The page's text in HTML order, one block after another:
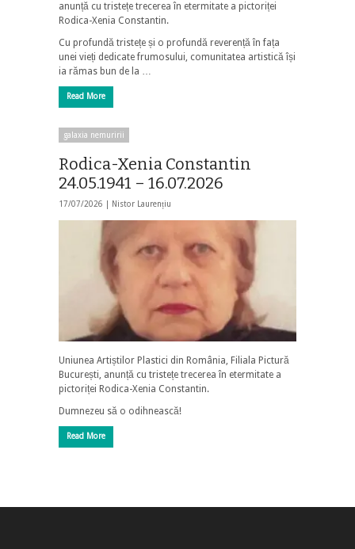
anunță cu tristețe trecerea în etermitate a pictoriței
Rodica-Xenia Constantin.
Cu profundă tristețe și o profundă reverență în fața
unei vieți dedicate frumosului, comunitatea artistică își
ia rămas bun de la …
Read More
galaxia nemuririi
Rodica-Xenia Constantin
24.05.1941 – 16.07.2026
17/07/2026 | Nistor Laurențiu
Uniunea Artiștilor Plastici din România, Filiala Pictură
București, anunță cu tristețe trecerea în etermitate a
pictoriței Rodica-Xenia Constantin.
Dumnezeu să o odihnească!
Read More